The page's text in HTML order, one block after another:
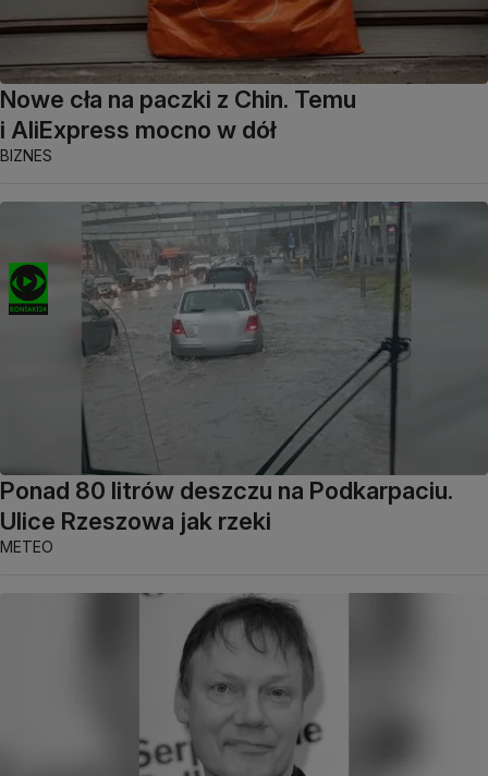
Nowe cła na paczki z Chin. Temu
i AliExpress mocno w dół
BIZNES
Ponad 80 litrów deszczu na Podkarpaciu.
Ulice Rzeszowa jak rzeki
METEO